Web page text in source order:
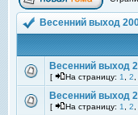
Весенний выход
Весенний выход
[ На страницу: 1 2
Весенний выход
[ На страницу: 1 2